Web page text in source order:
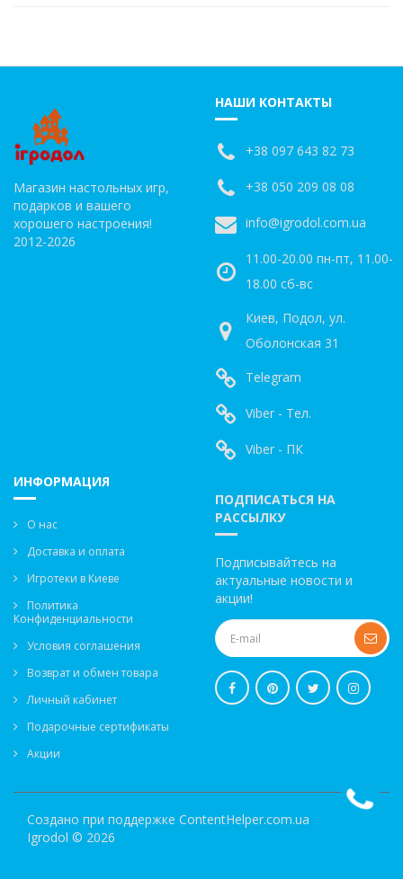
Магазин настольных игр,
подарков и вашего
хорошего настроения!
2012-2026
НАШИ КОНТАКТЫ
+38 097 643 82 73
+38 050 209 08 08
info@igrodol.com.ua
11.00-20.00 пн-пт, 11.00-
18.00 сб-вс
Киев, Подол, ул.
Оболонская 31
Telegram
Viber - Тел.
Viber - ПК
ИНФОРМАЦИЯ
О нас
Доставка и оплата
Игротеки в Киеве
Политика
Конфиденциальности
Условия соглашения
Возврат и обмен товара
Личный кабинет
Подарочные сертификаты
Акции
ПОДПИСАТЬСЯ НА
РАССЫЛКУ
Подписывайтесь на
актуальные новости и
акции!
Создано при поддержке ContentHelper.com.ua
Igrodol © 2026